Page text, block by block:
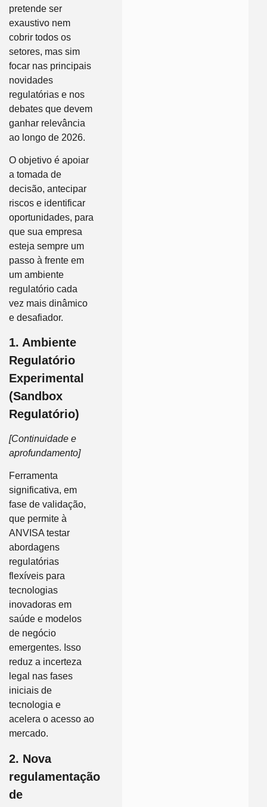
pretende ser
exaustivo nem
cobrir todos os
setores, mas sim
focar nas principais
novidades
regulatórias e nos
debates que devem
ganhar relevância
ao longo de 2026.
O objetivo é apoiar
a tomada de
decisão, antecipar
riscos e identificar
oportunidades, para
que sua empresa
esteja sempre um
passo à frente em
um ambiente
regulatório cada
vez mais dinâmico
e desafiador.
1. Ambiente
Regulatório
Experimental
(Sandbox
Regulatório)
[Continuidade e
aprofundamento]
Ferramenta
significativa, em
fase de validação,
que permite à
ANVISA testar
abordagens
regulatórias
flexíveis para
tecnologias
inovadoras em
saúde e modelos
de negócio
emergentes. Isso
reduz a incerteza
legal nas fases
iniciais de
tecnologia e
acelera o acesso ao
mercado.
2. Nova
regulamentação
de